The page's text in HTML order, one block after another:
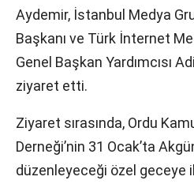
Aydemir, İstanbul Medya
Başkanı ve Türk İnternet
Genel Başkan Yardımcısı
ziyaret etti.
Ziyaret sırasında, Ordu
Derneği’nin 31 Ocak’ta
düzenleyeceği özel geceye